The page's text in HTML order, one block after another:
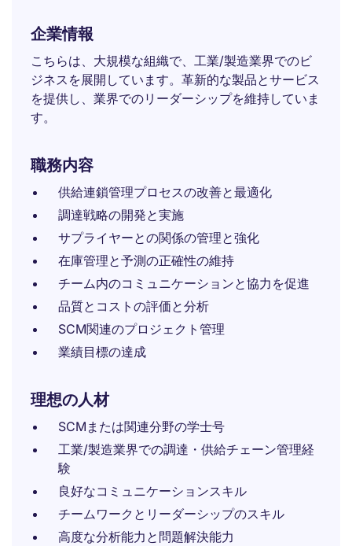
企業情報
こちらは、大規模な組織で、工業/製造業界でのビ
ジネスを展開しています。革新的な製品とサービス
を提供し、業界でのリーダーシップを維持していま
す。
職務内容
供給連鎖管理プロセスの改善と最適化
調達戦略の開発と実施
サプライヤーとの関係の管理と強化
在庫管理と予測の正確性の維持
チーム内のコミュニケーションと協力を促進
品質とコストの評価と分析
SCM関連のプロジェクト管理
業績目標の達成
理想の人材
SCMまたは関連分野の学士号
工業/製造業界での調達・供給チェーン管理経
験
良好なコミュニケーションスキル
チームワークとリーダーシップのスキル
高度な分析能力と問題解決能力